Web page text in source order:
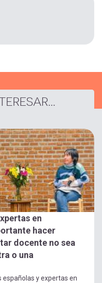
en
hacer
docente no sea
o una
españolas y expertas en